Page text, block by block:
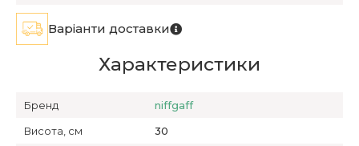
Варіанти доставки
Характеристики
Бренд
niffgaff
Висота, см
30